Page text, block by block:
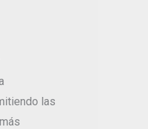
las